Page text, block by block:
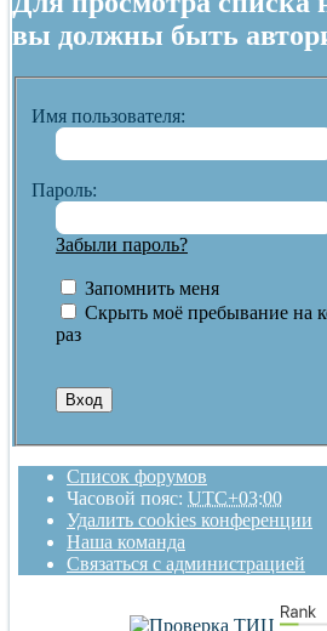
вы должны быть
Имя пользователя:
Пароль:
Забыли пароль?
Запомнить меня
Скрыть моё пребывание на
раз
Список форумов
Часовой пояс: UTC+03:00
Удалить cookies конференции
Наша команда
Связаться с администрацией